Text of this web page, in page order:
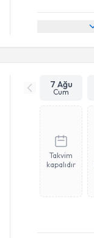
7 Ağu
Cum
Takvim
kapalıdır